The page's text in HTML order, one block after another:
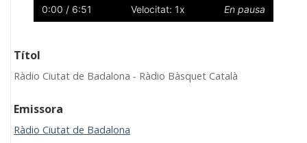
0:00 / 6:51 Velocitat: 1x En pausa
Títol
Ràdio Ciutat de Badalona - Ràdio Bàsquet Català
Emissora
Ràdio Ciutat de Badalona